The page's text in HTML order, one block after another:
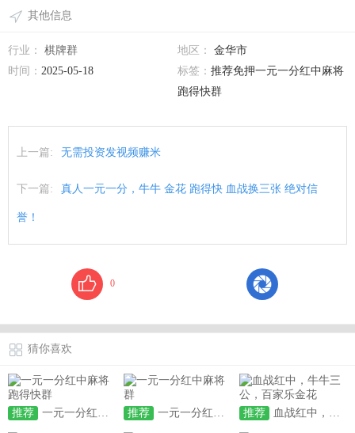
其他信息
行业： 棋牌群 地区：
金华市
时间： 2025-05-18 标签： 推荐免押一元一分红中麻将
跑得快群
上一篇: 无需投资发视频赚米
下一篇: 真人一元一分，牛牛 金花 跑得快 血战换三张 绝对信
誉！
0
猜你喜欢
推荐 一元一分红中麻将跑得快群 推荐 一元一分红中麻将群 推荐 血战红中，牛牛三公，百家乐金花